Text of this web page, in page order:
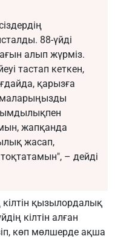
88-үйді
алып жүрміз.
тастап кеткен,
қарызға
жапқанда
жасап,
– дейді
қызылордалық
кілтін алған
көп мөлшерде ақша